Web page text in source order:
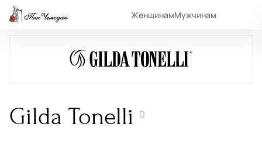
ЖенщинамМужчинам
Gilda Tonelli 0